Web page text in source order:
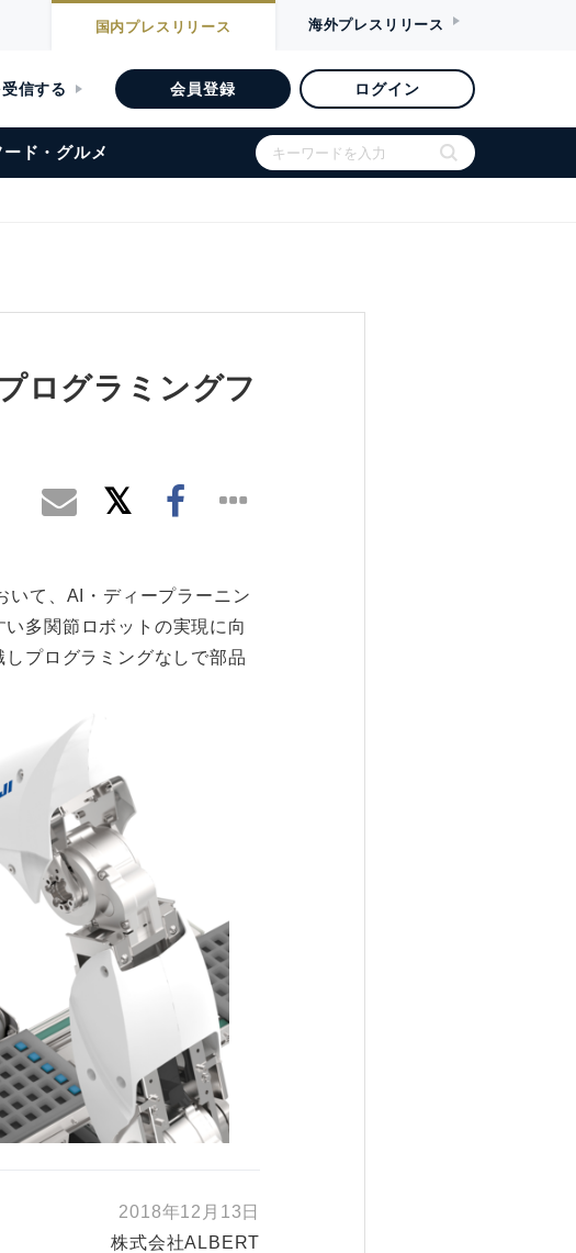
国内プレスリリース 海外プレスリリース
信する 会員登録 ログイン
ード・グルメ
ログラミングフ
いて、AI・ディープラーニン
多関節ロボットの実現に向
プログラミングなしで部品
2018年12月13日
株式会社ALBERT